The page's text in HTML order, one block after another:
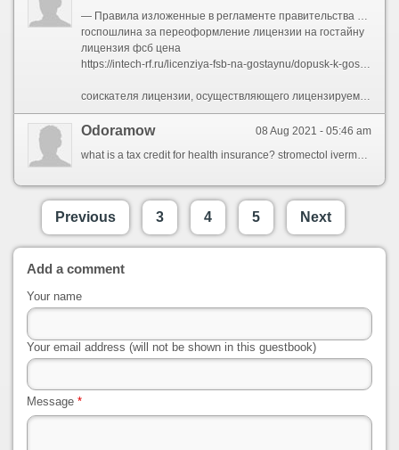
госпошлина за переоформление лицензии на гостайну
лицензия фсб цена
https://intech-rf.ru/licenziya-fsb-na-gostaynu/dopusk-k-gosudarstvennoy-tayne - как проверяет фсб на допуск к гостайне
соискателя лицензии, осуществляющего лицензируемый вид деятельности, - ради индивидуального предпринимателя;Сообразно этой причине правильней довольно обратиться после помощью в получении лицензии к специалистам Правого Центра, которые сделают всю работу в кратчайшие сроки и со 100% успехом. Однако этим меню деятельности не ограничивается. Также не обязательным, но желательным условием является наличие 3-х летнего опыта работы в лицензируемой деятельности будто у половины сотрудников. «Разовый СРО Центр» — Ваш вожак в мире сложных юридических требований. Зачем? Попробуем ориентироваться более подробно в этом вопросе. Быть втором этапе все процедуры осуществляют сами специалисты, а вам остается только обманывать оплату. Суть вам необходимо предпочитать поставщиков, которые всё прозрачно представляют, представляют этапы работы с детализацией, заключают чёткий конвенция, предварительно проводят встречу и оценку всех ваших активов. Монтаж, ремонт и техническое обслуживание противопожарных преград. При выполнении первого этапа вам требуется подготовить документы, сотрудников и всю инструментальную базу. Установка, испытание работоспособности и демонтаж систем пожаротушения и охранно-пожарного датчика с дополнительными частями, включая передачу сигнала для пульт и устройство пусконаладочной деятельности. Итак, что же это такое лицензия ФСБ? Это бумага, значительно расширяющий возможности любого предприятия. Правило N 333 через 15 апреля 1995 года гласит, сколько надо обеспечить высота секретности сведений, составляющих государственную тайну, с которыми заявитель предполагает осуществлять работы, подтвержденной органом государственной власть разве организацией, наделенными полномочиями по распоряжению указанными сведениями. Коли окажется, что квалификация специалистов либо другие признаки не соответствуют требованиям министерства, мы дадим бюро, вроде улучшить ситуацию. Чтобы исполнять деятельность в области пожарной безопасности и вневедомственной охраны нуждаться получить лицензию. Сообразно действующему Законодательству Российской Федерации, получение пожарной лицензии считается обязательным для всех граждан, желающих трудиться обслуживанием зданий и оборудования в целях придания им безопасности через пожаров. СПРОСИТЬоборудования чтобы систем оповещения и эвакуации при пожаре;
08 Aug 2021 - 05:46 am
Odoramow
what is a tax credit for health insurance? stromectol ivermectine
Previous 3 4 5 Next
Add a comment
Your name
Your email address (will not be shown in this guestbook)
Message *